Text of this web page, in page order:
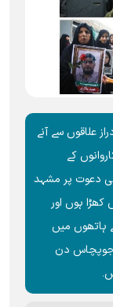
علاقوں سے آنے
کے
دعوت پر مشہد
ہوں اور
ہاتھوں میں
جوپچاس دن